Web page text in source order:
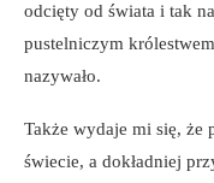
odcięty od świata i tak
pustelniczym
nazywało.
Także wydaje mi się, że
świecie, a dokładniej